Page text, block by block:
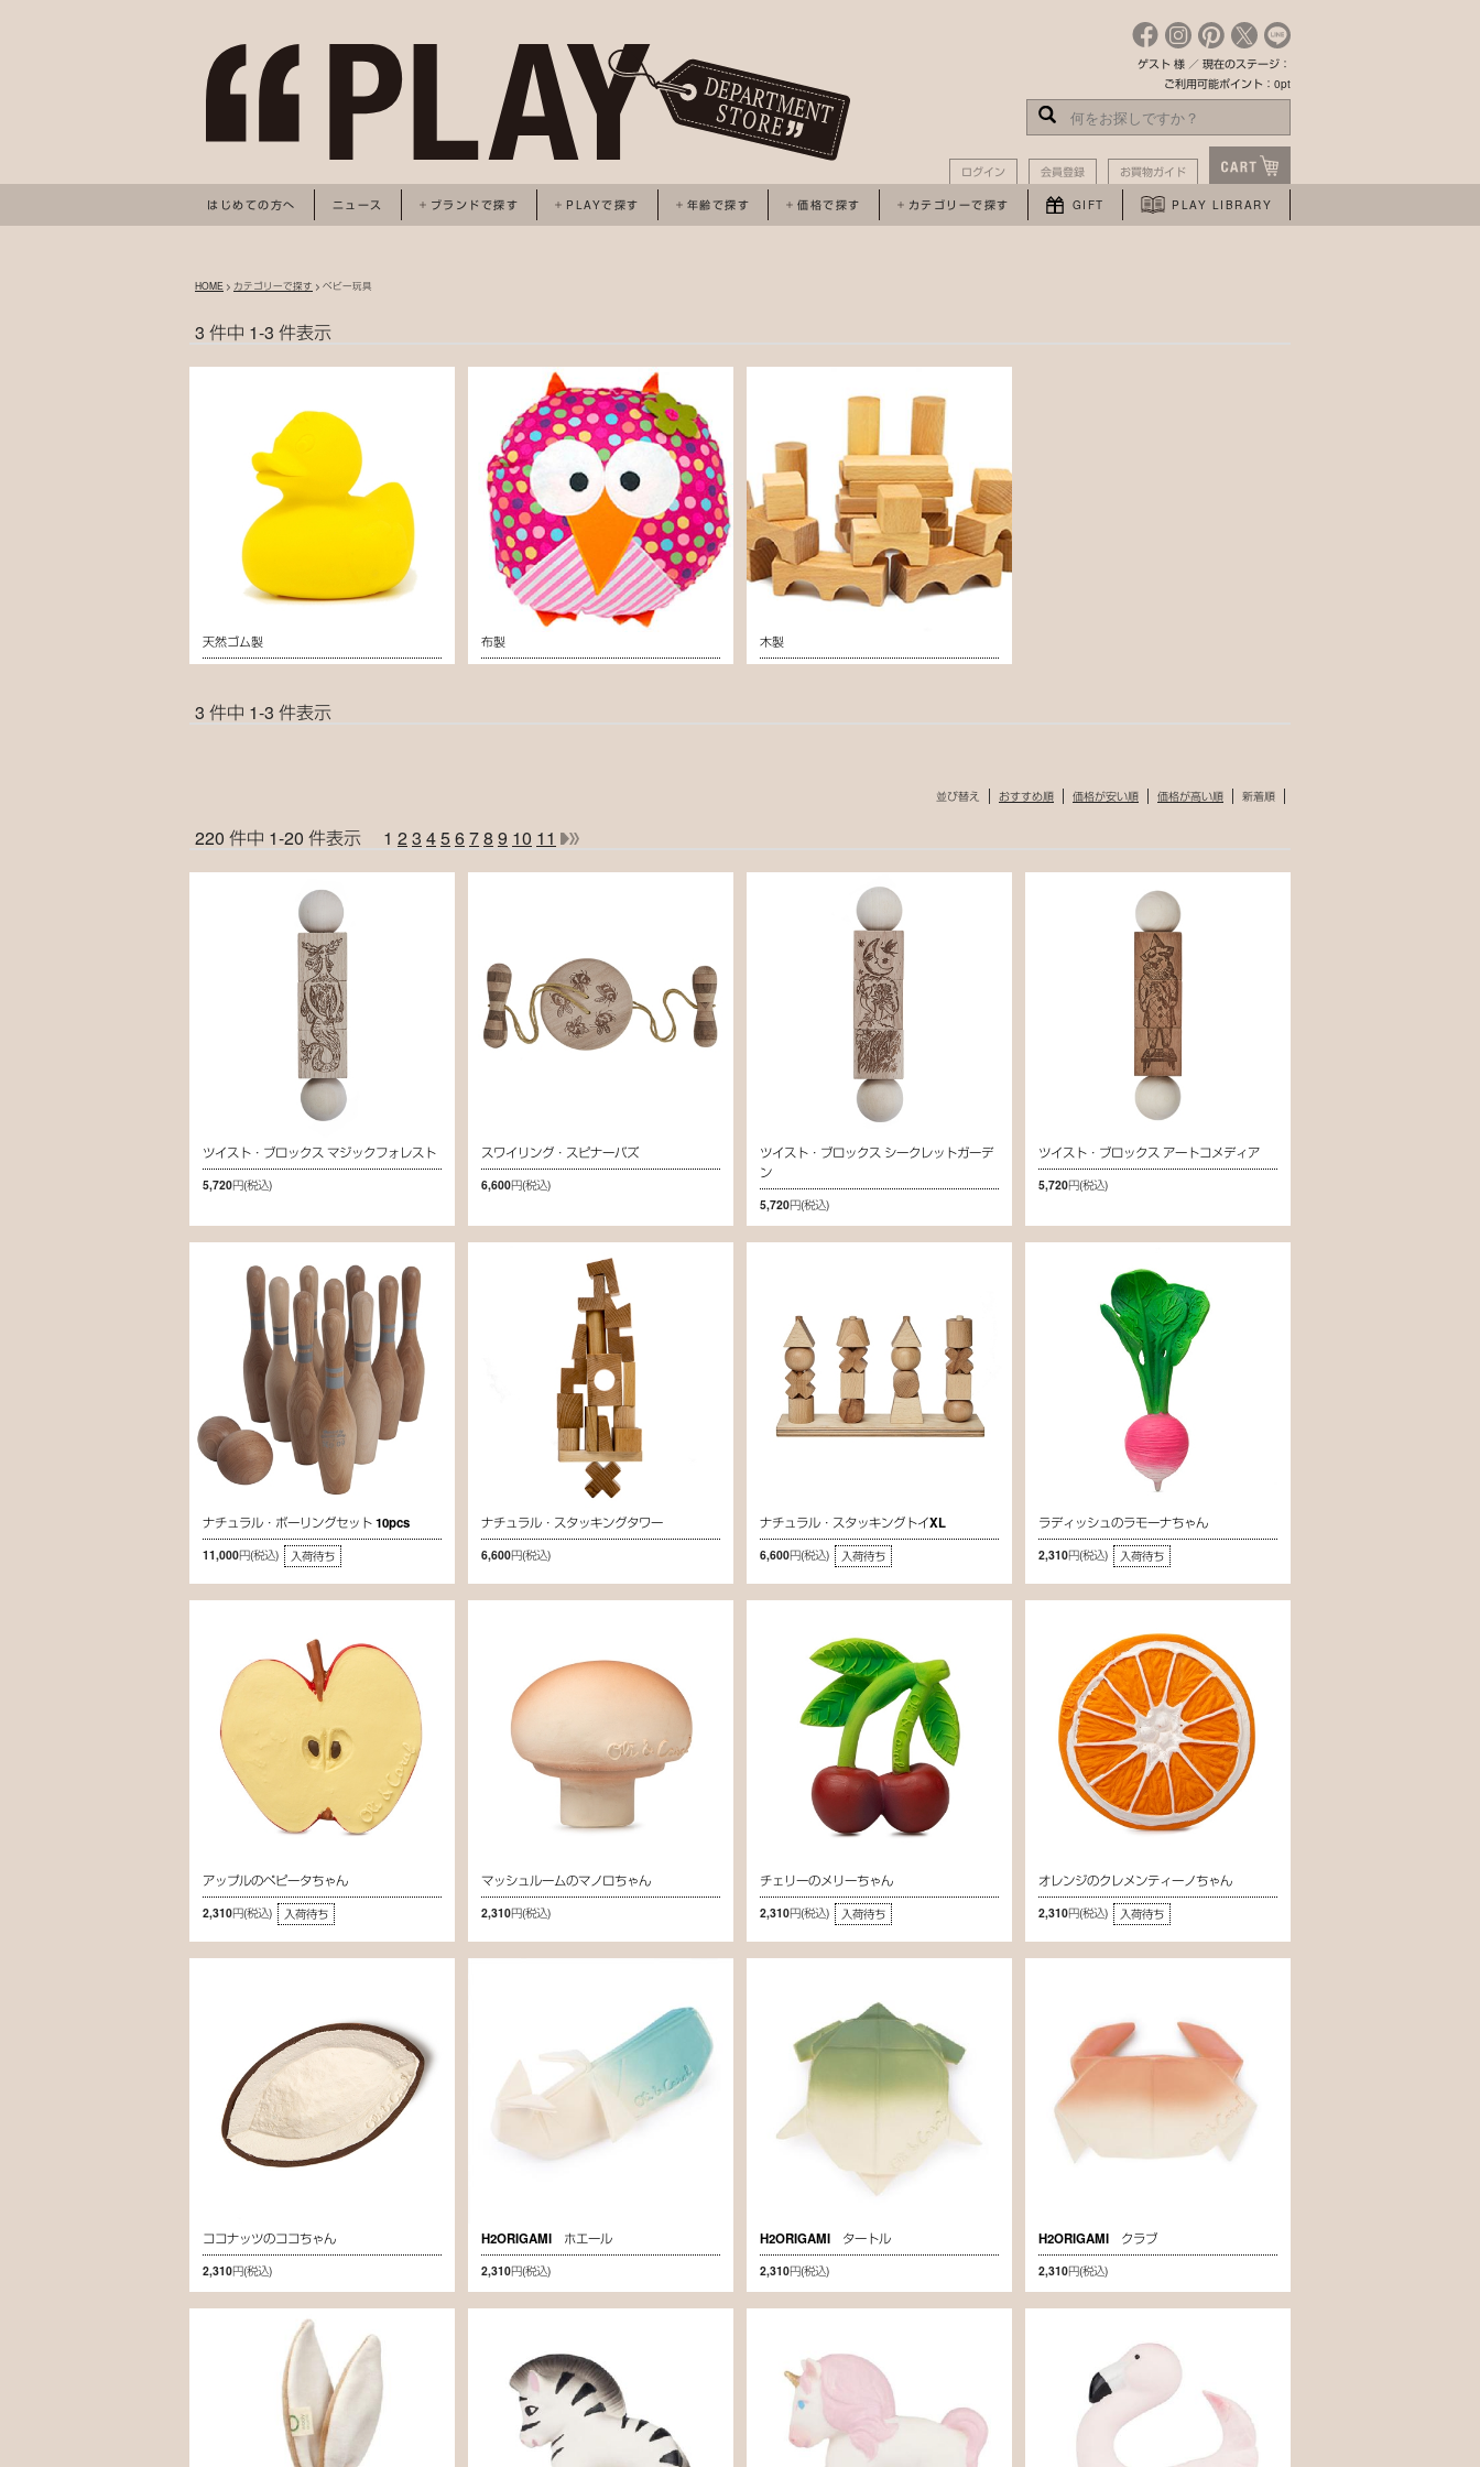
ゲスト 様 ／ 現在のステージ：
ご利用可能ポイント：0pt
ログイン 会員登録 お買物ガイド
はじめての方へ ニュース ブランドで探す PLAYで探す 年齢で探す 価格で探す カテゴリーで探す GIFT PLAY LIBRARY
HOME > カテゴリーで探す > ベビー玩具
3 件中 1-3 件表示
天然ゴム製 布製 木製
3 件中 1-3 件表示
並び替え おすすめ順 価格が安い順 価格が高い順 新着順
220 件中 1-20 件表示 1 2 3 45678 9 10 11
ツイスト・ブロックス マジックフォレスト
5,720円(税込)
スワイリング・スピナーバズ
6,600円(税込)
ツイスト・ブロックス シークレットガーデ
ン
5,720円(税込)
ツイスト・ブロックス アートコメディア
5,720円(税込)
ナチュラル・ボーリングセット 10pcs
11,000円(税込) 入荷待ち
ナチュラル・スタッキングタワー
6,600円(税込)
ナチュラル・スタッキングトイXL
6,600円(税込) 入荷待ち
ラディッシュのラモーナちゃん
2,310円(税込) 入荷待ち
アップルのペピータちゃん
2,310円(税込) 入荷待ち
マッシュルームのマノロちゃん
2,310円(税込)
チェリーのメリーちゃん
2,310円(税込) 入荷待ち
オレンジのクレメンティーノちゃん
2,310円(税込) 入荷待ち
ココナッツのココちゃん
2,310円(税込)
H2ORIGAMI ホエール
2,310円(税込)
H2ORIGAMI タートル
2,310円(税込)
H2ORIGAMI クラブ
2,310円(税込)